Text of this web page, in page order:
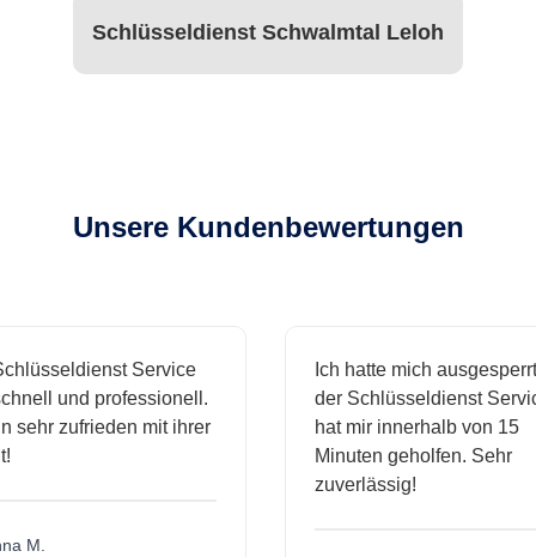
Schlüsseldienst Schwalmtal Leloh
Unsere Kundenbewertungen
Service
und professionell.
zufrieden mit ihrer
M.
Ich hatte mich ausgesperrt
der Schlüsseldienst
hat mir innerhalb von 15
Minuten geholfen. Sehr
zuverlässig!